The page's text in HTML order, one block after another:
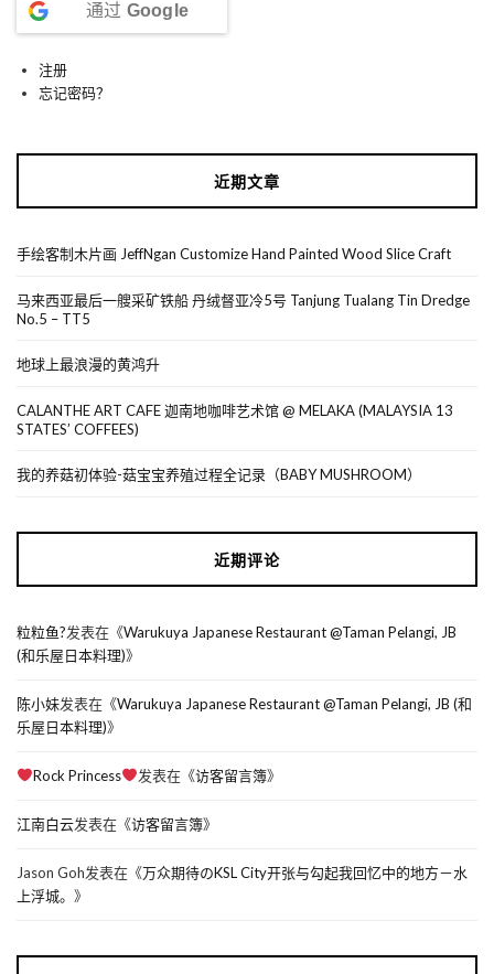
通过 Google
注册
忘记密码？
近期文章
手绘客制木片画 JeffNgan Customize Hand Painted Wood Slice Craft
马来西亚最后一艘采矿铁船 丹绒督亚冷5号 Tanjung Tualang Tin Dredge
No.5 – TT5
地球上最浪漫的黄鸿升
CALANTHE ART CAFE 迦南地咖啡艺术馆 @ MELAKA (MALAYSIA 13
STATES’ COFFEES)
我的养菇初体验-菇宝宝养殖过程全记录（BABY MUSHROOM）
近期评论
粒粒鱼?发表在《Warukuya Japanese Restaurant @Taman Pelangi, JB
(和乐屋日本料理)》
陈小妹发表在《Warukuya Japanese Restaurant @Taman Pelangi, JB (和
乐屋日本料理)》
Rock Princess 发表在《访客留言簿》
江南白云发表在《访客留言簿》
Jason Goh发表在《万众期待のKSL City开张与勾起我回忆中的地方－水
上浮城。 》